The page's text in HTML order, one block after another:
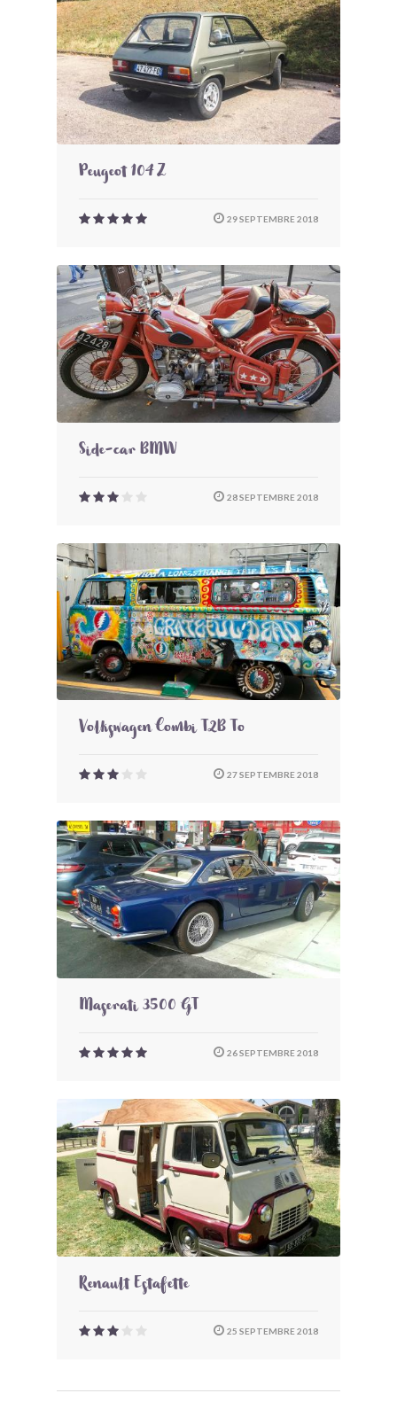
Peugeot 104 Z
29 SEPTEMBRE 2018
Side-car BMW
28 SEPTEMBRE 2018
Volkswagen Combi T2B To
27 SEPTEMBRE 2018
Maserati 3500 GT
26 SEPTEMBRE 2018
Renault Estafette
25 SEPTEMBRE 2018